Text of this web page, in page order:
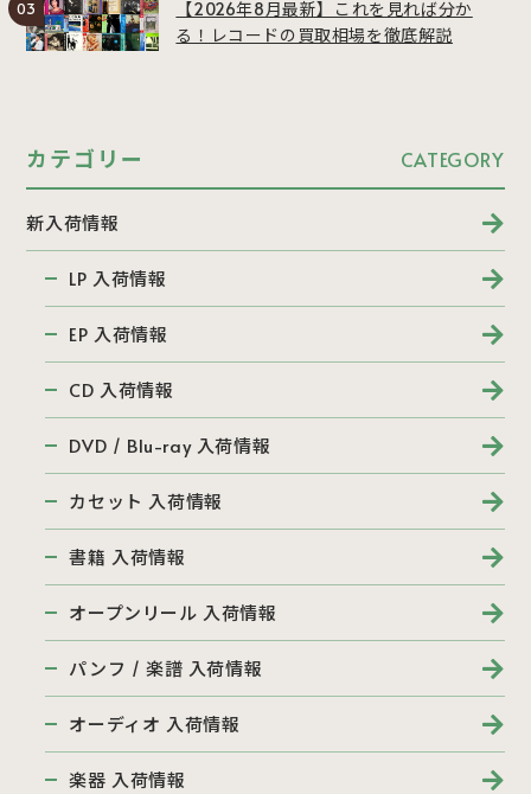
【2026年8月最新】これを見れば分か
る！レコードの買取相場を徹底解説
カテゴリー CATEGORY
新入荷情報
LP 入荷情報
EP 入荷情報
CD 入荷情報
DVD / Blu-ray 入荷情報
カセット 入荷情報
書籍 入荷情報
オープンリール 入荷情報
パンフ / 楽譜 入荷情報
オーディオ 入荷情報
楽器 入荷情報